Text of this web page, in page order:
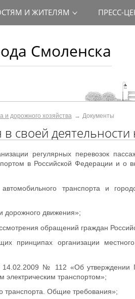
Смоленска
И ЖИТЕЛЯМ ПРЕСС-
и дорожного хозяйства Документы
своей деятельности
регулярных перевозок
в Российской Федерации и о
транспорта и
дорожного движения»;
обращений граждан
организации местного
14.02.2009 № 112 «Об утверждении
транспортом»;
транспорта. Общие требования»;